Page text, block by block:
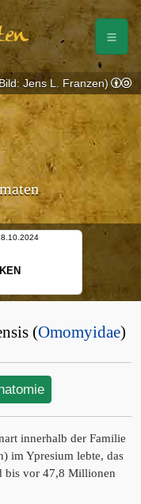
Jens L. Franzen)
(Omomyidae)
innerhalb der Familie
im Ypresium lebte, das
bis vor 47,8 Millionen